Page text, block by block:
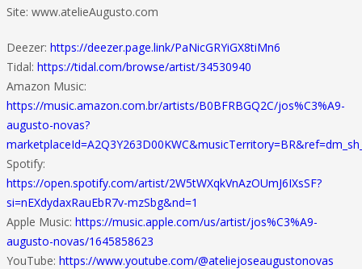
Site: www.atelieAugusto.com
Deezer: https://deezer.page.link/PaNicGRYiGX8tiMn6
Tidal: https://tidal.com/browse/artist/34530940
Amazon Music:
https://music.amazon.com.br/artists/B0BFRBGQ2C/jos%C3%A9-
augusto-novas?
Spotify:
https://open.spotify.com/artist/2W5tWXqkVnAzOUmJ6IXsSF?
si=nEXdydaxRauEbR7v-mzSbg&nd=1
Apple Music: https://music.apple.com/us/artist/jos%C3%A9-
augusto-novas/1645858623
YouTube: https://www.youtube.com/@ateliejoseaugustonovas